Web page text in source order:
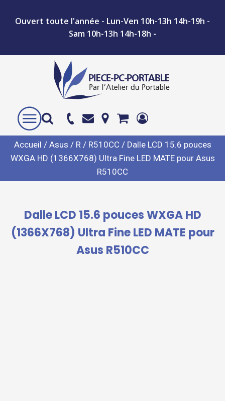
Ouvert toute l'année - Lun-Ven 10h-13h 14h-19h -
Sam 10h-13h 14h-18h -
Accueil / Asus / R/ R510CC / Dalle LCD 15.6 pouces
WXGA HD (1366X768) Ultra Fine LED MATE pour Asus
R510CC
Dalle LCD 15.6 pouces WXGA HD
(1366X768) Ultra Fine LED MATE pour
Asus R510CC